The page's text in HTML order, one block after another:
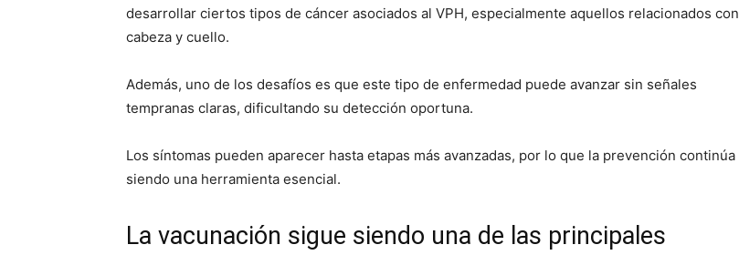
desarrollar ciertos tipos de cáncer asociados al VPH, especialmente aquellos relacionados con
cabeza y cuello.
Además, uno de los desafíos es que este tipo de enfermedad puede avanzar sin señales
tempranas claras, dificultando su detección oportuna.
Los síntomas pueden aparecer hasta etapas más avanzadas, por lo que la prevención continúa
siendo una herramienta esencial.
La vacunación sigue siendo una de las principales